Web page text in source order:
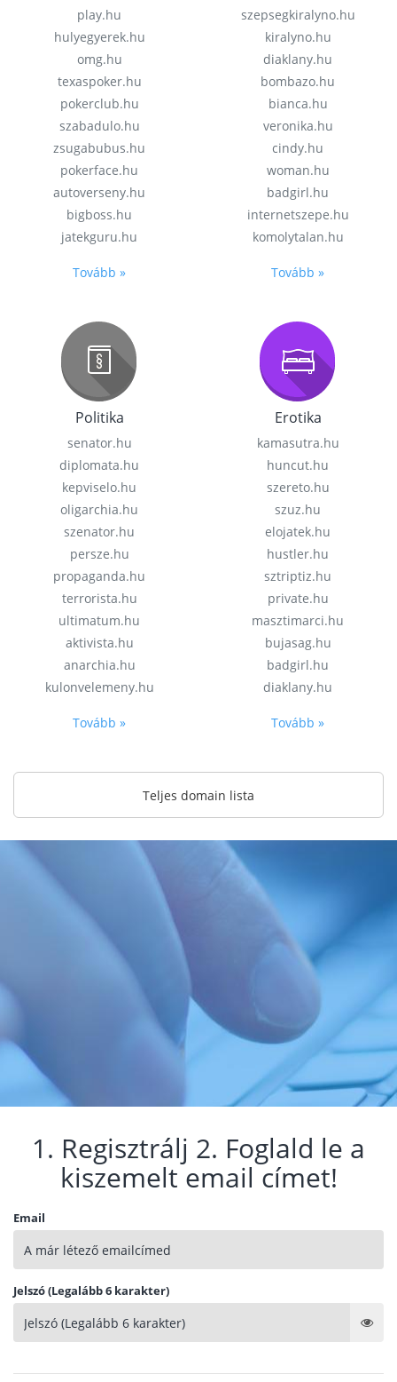
play.hu
hulyegyerek.hu
omg.hu
texaspoker.hu
pokerclub.hu
szabadulo.hu
zsugabubus.hu
pokerface.hu
autoverseny.hu
bigboss.hu
jatekguru.hu
Tovább »
szepsegkiralyno.hu
kiralyno.hu
diaklany.hu
bombazo.hu
bianca.hu
veronika.hu
cindy.hu
woman.hu
badgirl.hu
internetszepe.hu
komolytalan.hu
Tovább »
Politika
senator.hu
diplomata.hu
kepviselo.hu
oligarchia.hu
szenator.hu
persze.hu
propaganda.hu
terrorista.hu
ultimatum.hu
aktivista.hu
anarchia.hu
kulonvelemeny.hu
Tovább »
Erotika
kamasutra.hu
huncut.hu
szereto.hu
szuz.hu
elojatek.hu
hustler.hu
sztriptiz.hu
private.hu
masztimarci.hu
bujasag.hu
badgirl.hu
diaklany.hu
Tovább »
Teljes domain lista
1. Regisztrálj 2. Foglald le a
kiszemelt email címet!
Email
Jelszó (Legalább 6 karakter)